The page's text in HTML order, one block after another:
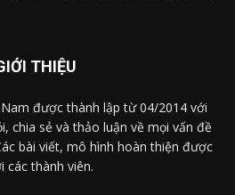
THIỆU
được thành lập từ 04/2014 với
chia sẻ và thảo luận về mọi vấn đề
bài viết, mô hình hoàn thiện được
các thành viên.